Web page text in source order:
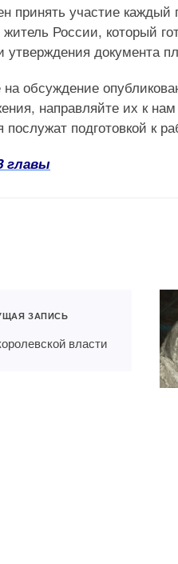
принять участие
России, который
утверждения документа
обсуждение
направляйте их к
подготовкой к
главы
ЗАПИСЬ
власти